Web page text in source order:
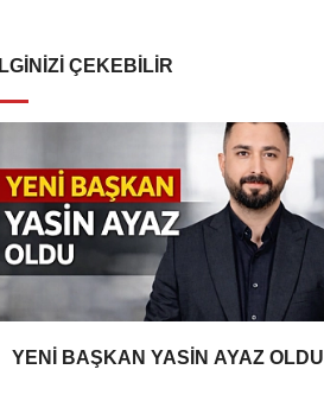
İLGINIZI ÇEKEBILIR
YENİ BAŞKAN YASİN AYAZ OLDU